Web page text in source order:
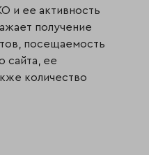
и ее активность
получение
посещаемость
сайта, ее
количество